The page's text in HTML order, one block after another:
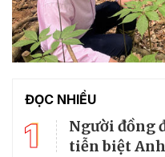
ĐỌC NHIỀU
1
Người đồng
tiễn biệt